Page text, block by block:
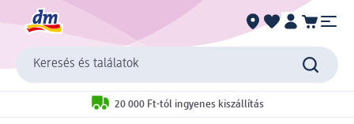
Keresés és találatok
20 000 Ft-tól ingyenes kiszállítás